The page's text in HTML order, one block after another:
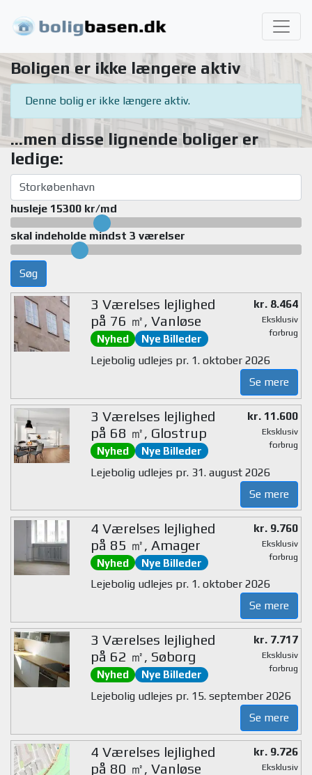
Boligen er ikke længere aktiv
Denne bolig er ikke længere aktiv.
...men disse lignende boliger er
ledige:
husleje 15300 kr/md
skal indeholde mindst 3 værelser
Søg
3 Værelses lejlighed
på 76 ㎡, Vanløse
Nyhed Nye Billeder
kr. 8.464
Eksklusiv
forbrug
Lejebolig udlejes pr. 1. oktober 2026
Se mere
3 Værelses lejlighed
på 68 ㎡, Glostrup
Nyhed Nye Billeder
kr. 11.600
Eksklusiv
forbrug
Lejebolig udlejes pr. 31. august 2026
Se mere
4 Værelses lejlighed
på 85 ㎡, Amager
Nyhed Nye Billeder
kr. 9.760
Eksklusiv
forbrug
Lejebolig udlejes pr. 1. oktober 2026
Se mere
3 Værelses lejlighed
på 62 ㎡, Søborg
Nyhed Nye Billeder
kr. 7.717
Eksklusiv
forbrug
Lejebolig udlejes pr. 15. september 2026
Se mere
4 Værelses lejlighed
på 80 ㎡, Vanløse
kr. 9.726
Eksklusiv